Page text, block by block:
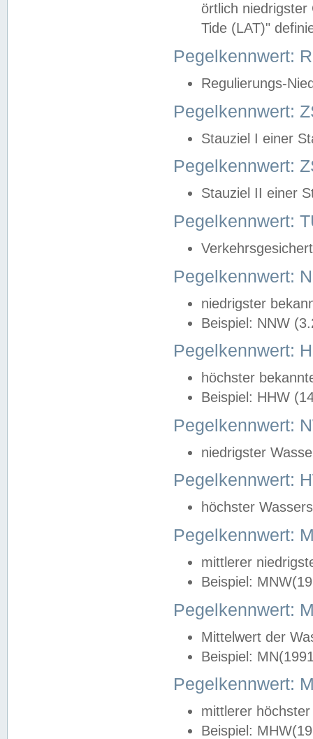
örtlich
Tide (LAT)"
Pegelkennwert:
Regulierungs-
Pegelkennwert:
Stauziel I einer
Pegelkennwert:
Stauziel II einer
Pegelkennwert:
Pegelkennwert:
niedrigster
Beispiel: NNW
Pegelkennwert:
höchster
Beispiel: HHW
Pegelkennwert:
niedrigster
Pegelkennwert:
höchster
Pegelkennwert:
mittlerer
Beispiel:
Pegelkennwert:
Mittelwert der
Beispiel:
Pegelkennwert:
mittlerer
Beispiel: